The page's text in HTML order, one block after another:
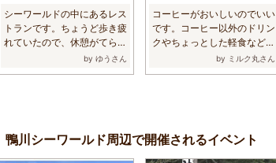
シーワールドの中にあるレス
トランです。ちょうど歩き疲
れていたので、休憩がてら食
by ゆうさん
コーヒーがおいしいのでいい
です。コーヒー以外のドリン
クやちょっとした軽食なども
by ミルク丸さん
鴨川シーワールド周辺で開催されるイベント